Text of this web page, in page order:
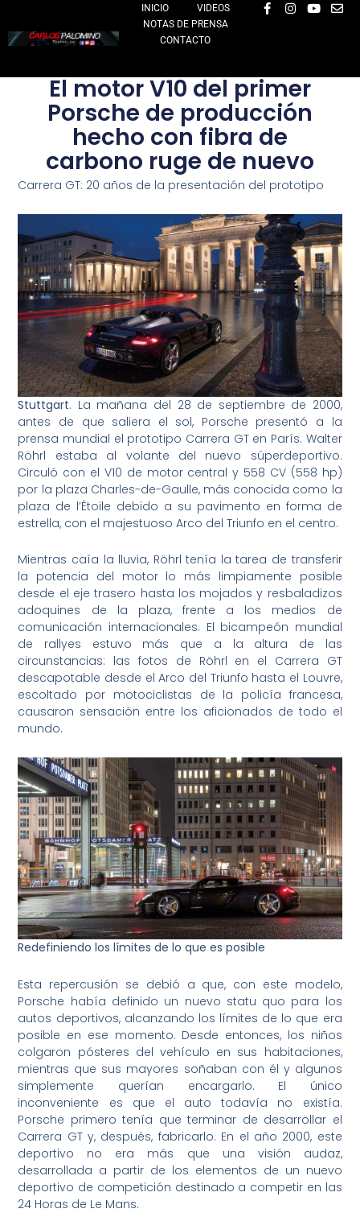
al
contenido
INICIO
VIDEOS
NOTAS DE PRENSA
CONTACTO
F
a
o
k
-
f
I
n
r
a
m
Y
o
e
E
n
p
El motor V10 del primer
Porsche de producción
hecho con fibra de
carbono ruge de nuevo
Carrera GT: 20 años de la presentación del prototipo
Stuttgart. La mañana del 28 de septiembre de 2000,
antes de que saliera el sol, Porsche presentó a la
prensa mundial el prototipo Carrera GT en París. Walter
Röhrl estaba al volante del nuevo súperdeportivo.
Circuló con el V10 de motor central y 558 CV (558 hp)
por la plaza Charles-de-Gaulle, más conocida como la
plaza de l’Étoile debido a su pavimento en forma de
estrella, con el majestuoso Arco del Triunfo en el centro.
Mientras caía la lluvia, Röhrl tenía la tarea de transferir
la potencia del motor lo más limpiamente posible
desde el eje trasero hasta los mojados y resbaladizos
adoquines de la plaza, frente a los medios de
comunicación internacionales. El bicampeón mundial
de rallyes estuvo más que a la altura de las
circunstancias: las fotos de Röhrl en el Carrera GT
descapotable desde el Arco del Triunfo hasta el Louvre,
escoltado por motociclistas de la policía francesa,
causaron sensación entre los aficionados de todo el
mundo.
Redefiniendo los límites de lo que es posible
Esta repercusión se debió a que, con este modelo,
Porsche había definido un nuevo statu quo para los
autos deportivos, alcanzando los límites de lo que era
posible en ese momento. Desde entonces, los niños
colgaron pósteres del vehículo en sus habitaciones,
mientras que sus mayores soñaban con él y algunos
simplemente querían encargarlo. El único
inconveniente es que el auto todavía no existía.
Porsche primero tenía que terminar de desarrollar el
Carrera GT y, después, fabricarlo. En el año 2000, este
deportivo no era más que una visión audaz,
desarrollada a partir de los elementos de un nuevo
deportivo de competición destinado a competir en las
24 Horas de Le Mans.